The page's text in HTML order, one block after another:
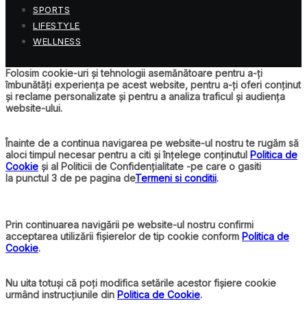
SPORTS
LIFESTYLE
WELLNESS
Folosim cookie-uri și tehnologii asemănătoare pentru a-ți
îmbunătăți experiența pe acest website, pentru a-ți oferi conținut
și reclame personalizate și pentru a analiza traficul și audiența
website-ului.
Înainte de a continua navigarea pe website-ul nostru te rugăm să
aloci timpul necesar pentru a citi și înțelege conținutul Politica de
Cookie și al Politicii de Confidențialitate -pe care o gasiti
la punctul 3 de pe pagina deTermeni si conditii.
Prin continuarea navigării pe website-ul nostru confirmi
acceptarea utilizării fișierelor de tip cookie conform Politica de
Cookie.
Nu uita totuși că poți modifica setările acestor fișiere cookie
urmând instrucțiunile din Politica de Cookie.